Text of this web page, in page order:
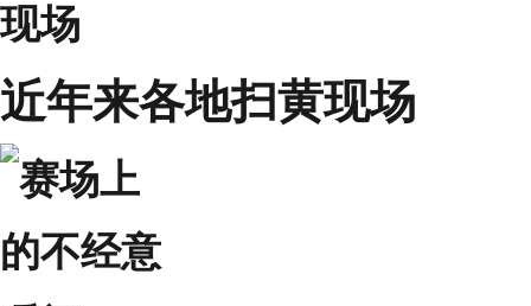
近年来各地扫黄现场